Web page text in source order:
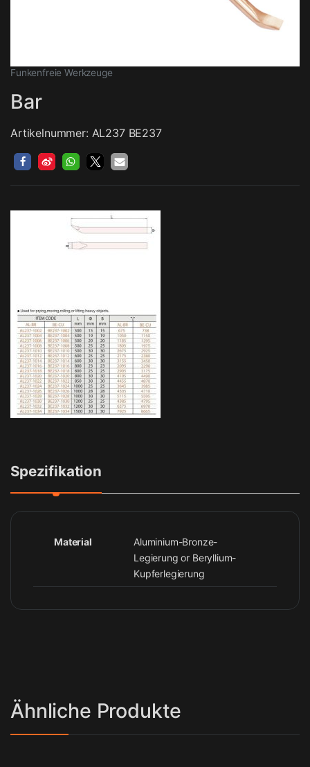
Funkenfreie Werkzeuge
Bar
Artikelnummer: AL237 BE237
Spezifikation
Material
Aluminium-Bronze-
Legierung or Beryllium-
Kupferlegierung
Ähnliche Produkte